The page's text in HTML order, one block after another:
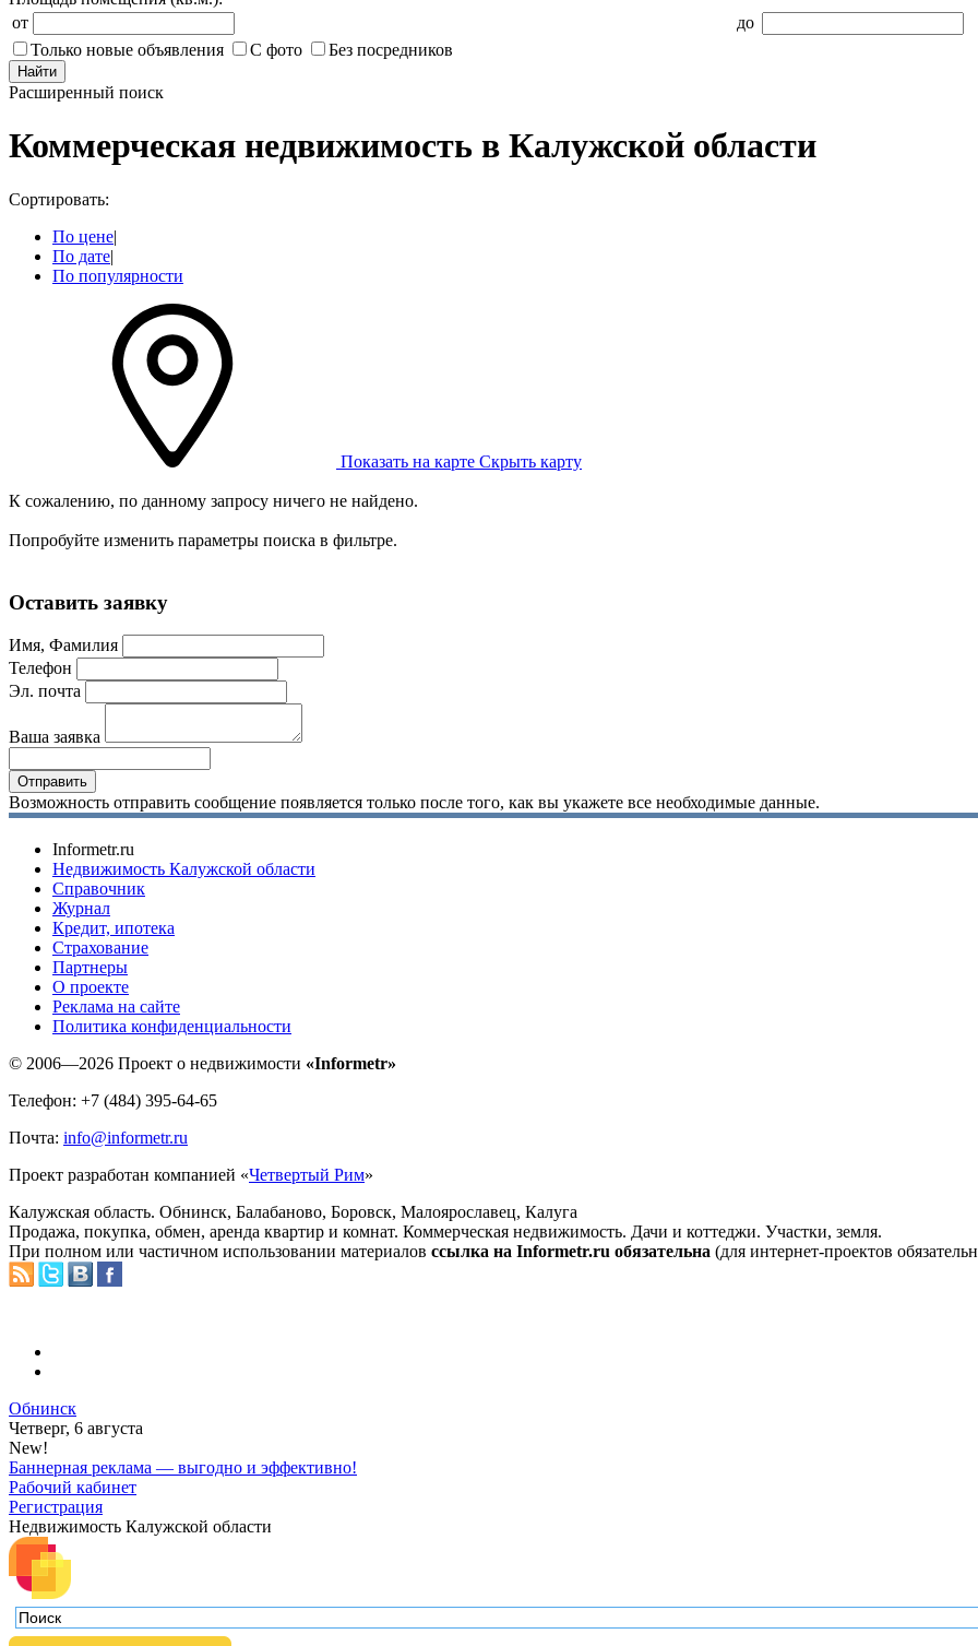
от
до
Только новые объявления
С фото Без посредников
Найти
Расширенный поиск
Коммерческая недвижимость в Калужской области
Сортировать:
По цене|
По дате|
По популярности
Показать на карте Скрыть карту
К сожалению, по данному запросу ничего не найдено.
Попробуйте изменить параметры поиска в фильтре.
Оставить заявку
Имя, Фамилия
Телефон
Эл. почта
Ваша заявка
Возможность отправить сообщение появляется только после того, как вы укажете все необходимые данные.
Informetr.ru
Недвижимость Калужской области
Справочник
Журнал
Кредит, ипотека
Страхование
Партнеры
O проекте
Реклама на сайте
Политика конфиденциальности
© 2006—2026 Проект о недвижимости «Informetr»
Телефон: +7 (484) 395-64-65
Почта: info@informetr.ru
Проект разработан компанией «Четвертый Рим»
Калужская область. Обнинск, Балабаново, Боровск, Малоярославец, Калуга
Продажа, покупка, обмен, аренда квартир и комнат. Коммерческая недвижимость. Дачи и коттеджи. Участки, земля.
При полном или частичном использовании материалов ссылка на Informetr.ru обязательна (для интернет-проектов
Обнинск
Четверг, 6 августа
New!
Баннерная реклама — выгодно и эффективно!
Рабочий кабинет
Регистрация
Недвижимость Калужской области